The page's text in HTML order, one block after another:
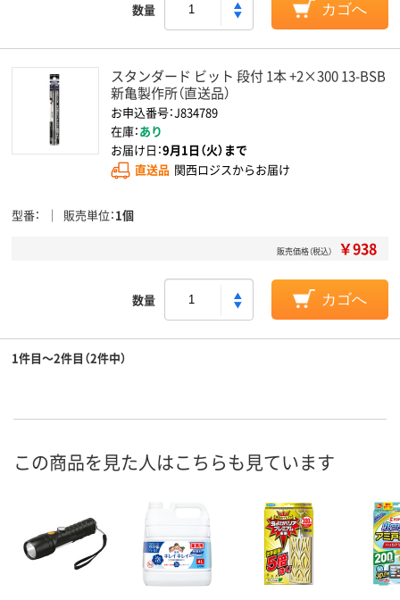
数量 カゴへ
スタンダード ビット 段付 1本 +2×300 13-BSB
新亀製作所（直送品）
お申込番号：J834789
在庫：あり
お届け日：9月1日（火）まで
直送品 関西ロジスからお届け
型番 販売単位 1個
販売価格（税込） ￥938
数量 カゴへ
1件目～2件目（2件中）
この商品を見た人はこちらも見ています